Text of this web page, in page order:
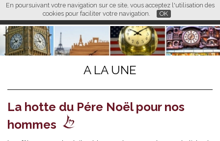
En poursuivant votre navigation sur ce site, vous acceptez l'utilisation des
cookies pour faciliter votre navigation.
OK
FR EN CN
L M
A LA UNE
La hotte du Pére Noël pour nos
hommes